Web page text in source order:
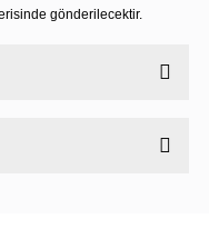
gönderilecektir.